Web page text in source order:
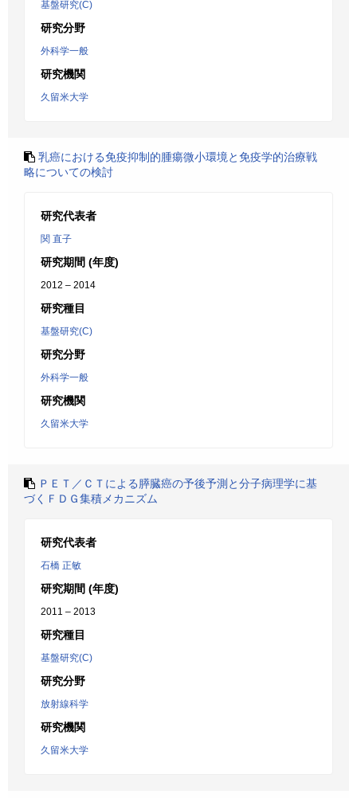
基盤研究(C)
研究分野
外科学一般
研究機関
久留米大学
乳癌における免疫抑制的腫瘍微小環境と免疫学的治療戦
略についての検討
研究代表者
関 直子
研究期間 (年度)
2012 – 2014
研究種目
基盤研究(C)
研究分野
外科学一般
研究機関
久留米大学
ＰＥＴ／ＣＴによる膵臓癌の予後予測と分子病理学に基
づくＦＤＧ集積メカニズム
研究代表者
石橋 正敏
研究期間 (年度)
2011 – 2013
研究種目
基盤研究(C)
研究分野
放射線科学
研究機関
久留米大学